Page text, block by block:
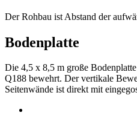
Der Rohbau ist Abstand der
Bodenplatte
Die 4,5 x 8,5 m große
Q188 bewehrt. Der vertikale
Seitenwände ist direkt mit